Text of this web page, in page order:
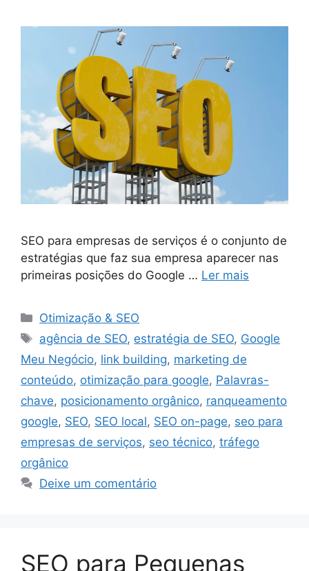
SEO para empresas de serviços é o conjunto de
estratégias que faz sua empresa aparecer nas
primeiras posições do Google … Ler mais
Categorias
Otimização & SEO
Tags
agência de SEO, estratégia de SEO, Google
Meu Negócio, link building, marketing de
conteúdo, otimização para google, Palavras-
chave, posicionamento orgânico, ranqueamento
google, SEO, SEO local, SEO on-page, seo para
empresas de serviços, seo técnico, tráfego
orgânico
Deixe um comentário
SEO para Pequenas